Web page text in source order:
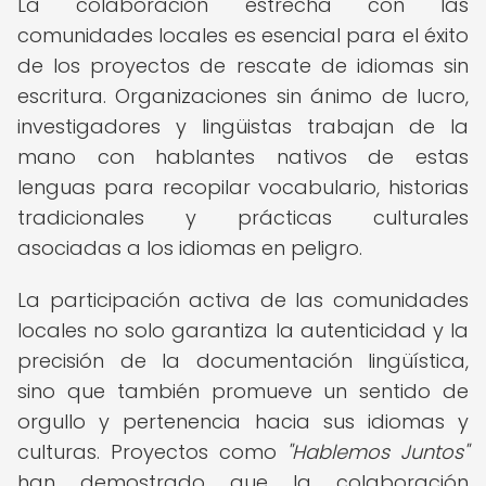
comunidades locales es esencial para el éxito
de los proyectos de rescate de idiomas sin
escritura. Organizaciones sin ánimo de lucro,
investigadores y lingüistas trabajan de la
mano con hablantes nativos de estas
lenguas para recopilar vocabulario, historias
tradicionales y prácticas culturales
asociadas a los idiomas en peligro.
La participación activa de las comunidades
locales no solo garantiza la autenticidad y la
precisión de la documentación lingüística,
sino que también promueve un sentido de
orgullo y pertenencia hacia sus idiomas y
culturas. Proyectos como "Hablemos Juntos"